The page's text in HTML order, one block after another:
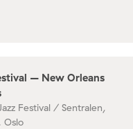
– New Orleans
Festival / Sentralen,
Oslo